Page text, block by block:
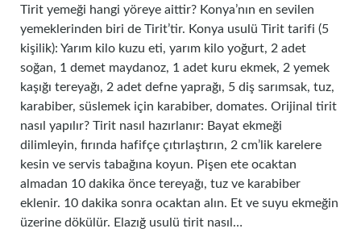
Tirit yemeği hangi yöreye aittir? Konya’nın en sevilen
yemeklerinden biri de Tirit’tir. Konya usulü Tirit tarifi (5
kişilik): Yarım kilo kuzu eti, yarım kilo yoğurt, 2 adet
soğan, 1 demet maydanoz, 1 adet kuru ekmek, 2 yemek
kaşığı tereyağı, 2 adet defne yaprağı, 5 diş sarımsak, tuz,
karabiber, süslemek için karabiber, domates. Orijinal tirit
nasıl yapılır? Tirit nasıl hazırlanır: Bayat ekmeği
dilimleyin, fırında hafifçe çıtırlaştırın, 2 cm’lik karelere
kesin ve servis tabağına koyun. Pişen ete ocaktan
almadan 10 dakika önce tereyağı, tuz ve karabiber
eklenir. 10 dakika sonra ocaktan alın. Et ve suyu ekmeğin
üzerine dökülür. Elazığ usulü tirit nasıl…